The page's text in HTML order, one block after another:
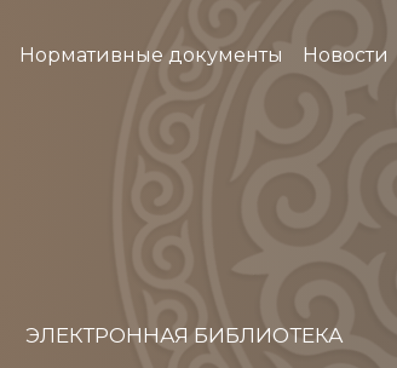
Нормативные документы Новости
ЭЛЕКТРОННАЯ БИБЛИОТЕКА